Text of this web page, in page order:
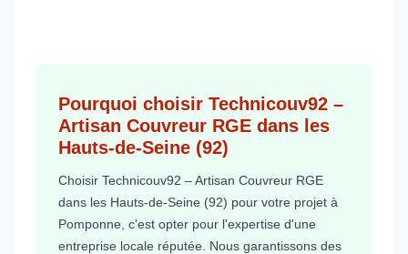
Pourquoi choisir Technicouv92 –
Artisan Couvreur RGE dans les
Hauts-de-Seine (92)
Choisir Technicouv92 – Artisan Couvreur RGE
dans les Hauts-de-Seine (92) pour votre projet à
Pomponne, c'est opter pour l'expertise d'une
entreprise locale réputée. Nous garantissons des